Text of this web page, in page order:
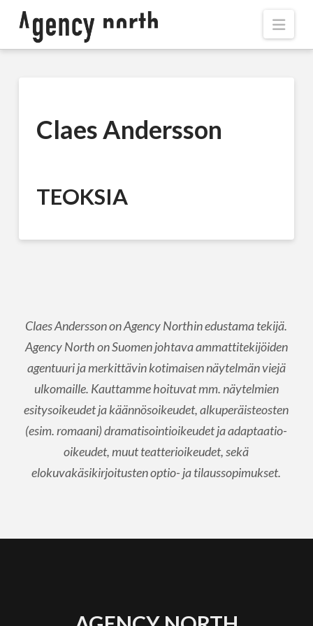
Claes Andersson
TEOKSIA
Claes Andersson on Agency Northin edustama tekijä.
Agency North on Suomen johtava ammattitekijöiden
agentuuri ja merkittävin kotimaisen näytelmän viejä
ulkomaille. Kauttamme hoituvat mm. näytelmien
esitysoikeudet ja käännösoikeudet, alkuperäisteosten
(esim. romaani) dramatisointioikeudet ja adaptaatio-
oikeudet, muut teatterioikeudet, sekä
elokuvakäsikirjoitusten optio- ja tilaussopimukset.